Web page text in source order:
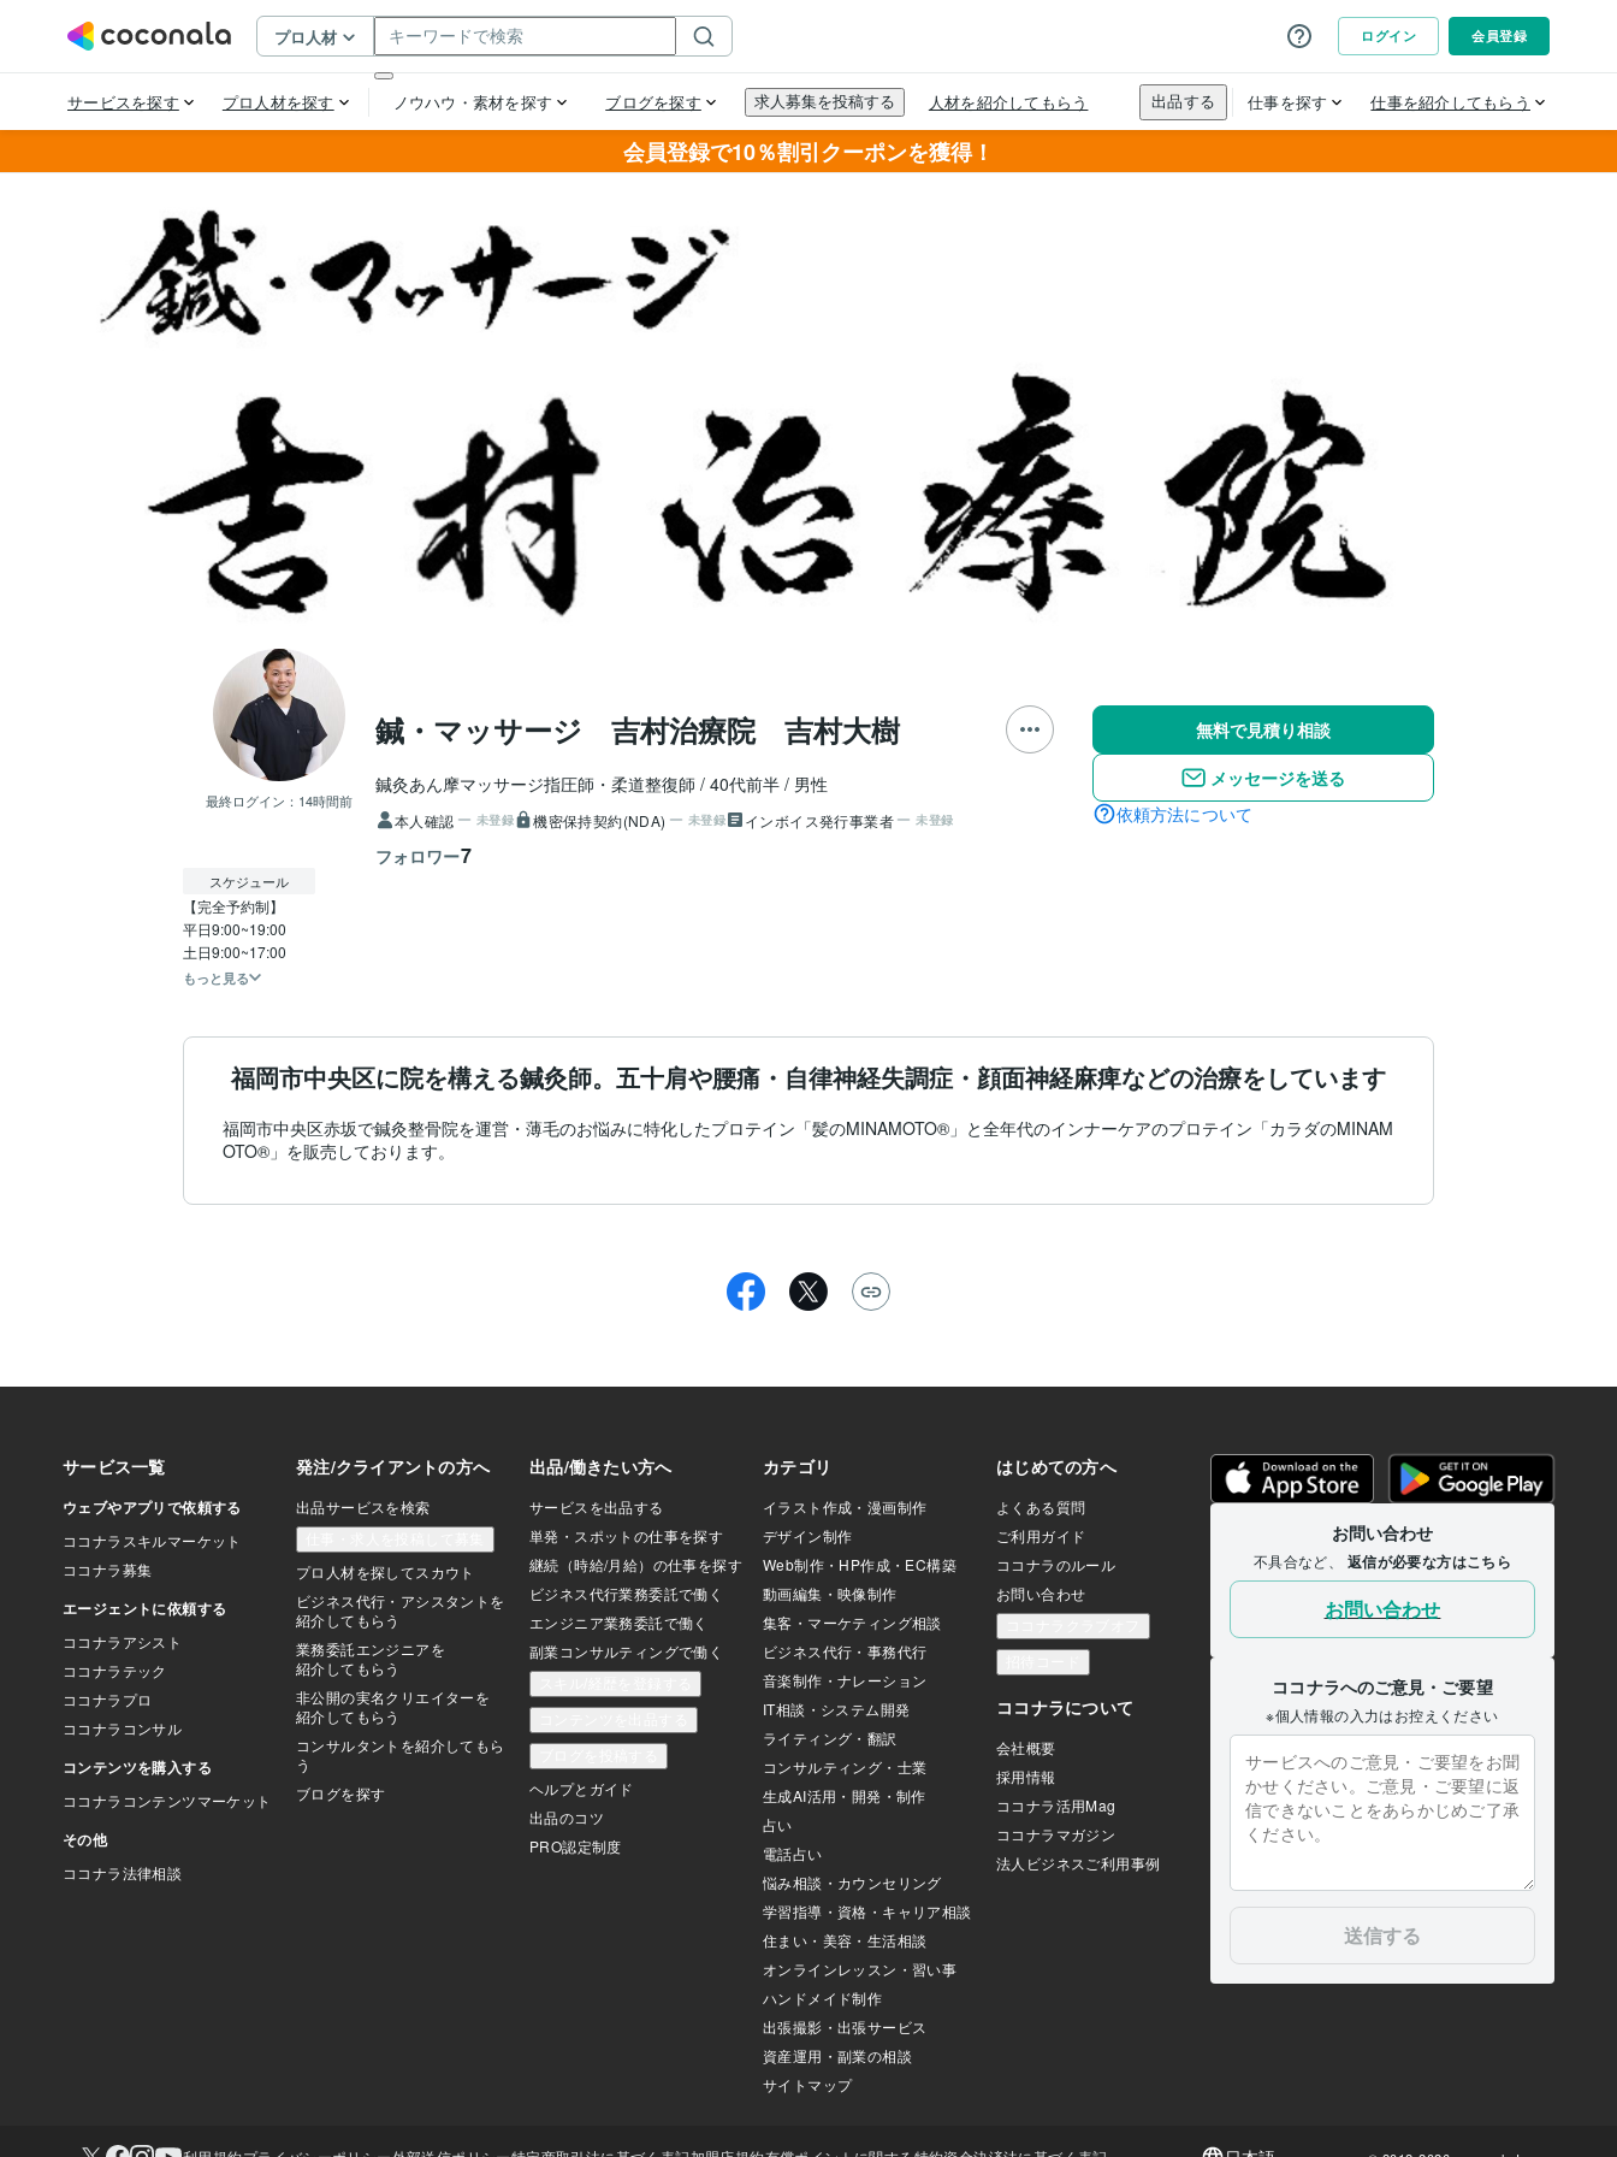
会員登録で10％割引クーポンを獲得！
最終ログイン： 14時間前
鍼・マッサージ 吉村治療院 吉村大樹
鍼灸あん摩マッサージ指圧師・柔道整復師 40代前半 男性
本人確認 未登録 機密保持契約(NDA) 未登録 インボイス発行事業者 未登録
フォロワー7
無料で見積り相談
メッセージを送る
依頼方法について
スケジュール
【完全予約制】
平日9:00~19:00
もっと見る
福岡市中央区に院を構える鍼灸師。五十肩や腰痛・自律神経失調症・顔面神経麻痺などの治療をしています
福岡市中央区赤坂で鍼灸整骨院を運営・薄毛のお悩みに特化したプロテイン「髪のMINAMOTO®︎」と全年代のインナーケアのプロテイン「カラダのMINAM